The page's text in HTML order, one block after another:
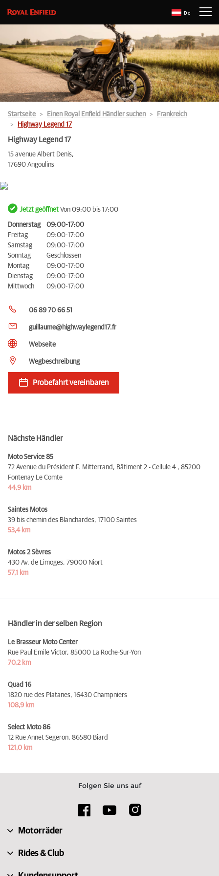
De
Startseite Einen Royal Enfield Händler suchen
Frankreich
Highway Legend 17
Highway Legend 17
15 avenue Albert Denis,
17690 Angoulins
Jetzt geöffnet Von 09:00 bis 17:00
Donnerstag
09:00-17:00
Freitag
09:00-17:00
Samstag
09:00-17:00
Sonntag
Geschlossen
Montag
09:00-17:00
Dienstag
09:00-17:00
Mittwoch
09:00-17:00
06 89 70 66 51
guillaume@highwaylegend17.fr
Webseite
Wegbeschreibung
Probefahrt vereinbaren
Nächste Händler
Moto Service 85
72 Avenue du Président F. Mitterrand, Bâtiment 2 - Cellule 4 , 85200
Fontenay Le Comte
44,9 km
Saintes Motos
39 bis chemin des Blanchardes, 17100 Saintes
53,4 km
Motos 2 Sèvres
430 Av. de Limoges, 79000 Niort
57,1 km
Händler in der selben Region
Le Brasseur Moto Center
Rue Paul Emile Victor, 85000 La Roche-Sur-Yon
70,2 km
Quad 16
1820 rue des Platanes, 16430 Champniers
108,9 km
Select Moto 86
12 Rue Annet Segeron, 86580 Biard
121,0 km
Folgen Sie uns auf
Motorräder
Rides & Club